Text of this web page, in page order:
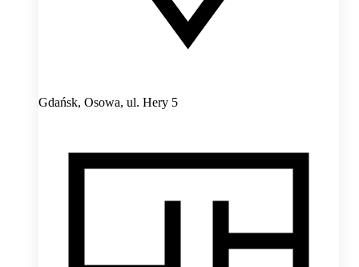
Gdańsk, Osowa, ul. Hery 5